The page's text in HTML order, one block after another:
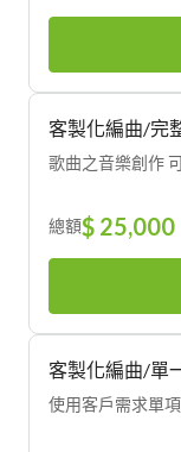
客製化編曲/完
歌曲之音樂創作
總額$ 25,000
客製化編曲/單
使用客戶需求單